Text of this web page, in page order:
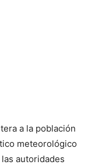
a la población
meteorológico
autoridades